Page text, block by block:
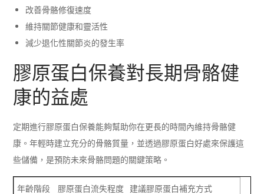
改善骨骼修復速度
維持關節健康和靈活性
減少退化性關節炎的發生率
膠原蛋白保養對長期骨骼健
康的益處
定期進行膠原蛋白保養能夠幫助你在更長的時間內維持骨骼健
康。年輕時建立充分的骨骼質量，並透過膠原蛋白好處來保護這
些儲備，是預防未來骨骼問題的關鍵策略。
年齡階段 膠原蛋白流失程度 建議膠原蛋白補充方式